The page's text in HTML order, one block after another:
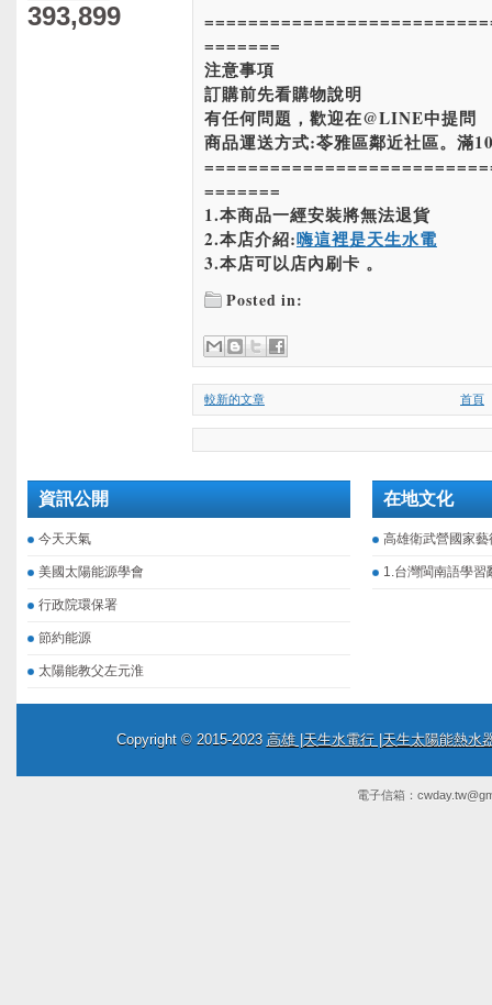
393,899
=======
注意事項
訂購前先看購物說明
有任何問題，歡迎在@LINE中提問
商品運送方式:苓雅區鄰近社區。滿
=======
1.本商品一經安裝將無法退貨
2.本店介紹:嗨這裡是天生水電
3.本店可以店內刷卡 。
Posted in:
較新的文章 首頁
資訊公開
今天天氣
美國太陽能源學會
行政院環保署
節約能源
太陽能教父左元淮
在地文化
高雄衛武營國家藝
1.台灣閩南語學習
Copyright © 2015-2023 高雄 |天生水電行 |天生太陽能熱水
電子信箱：